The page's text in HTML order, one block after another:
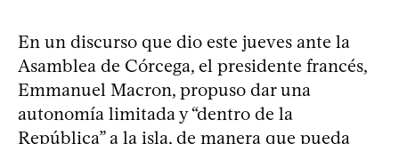
En un discurso que dio este jueves ante la
Asamblea de Córcega, el presidente francés,
Emmanuel Macron, propuso dar una
autonomía limitada y “dentro de la
República” a la isla, de manera que pueda